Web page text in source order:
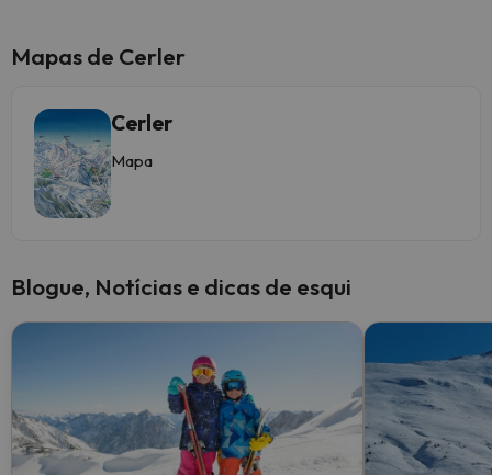
Mapas de Cerler
Cerler
Mapa
Blogue, Notícias e dicas de esqui